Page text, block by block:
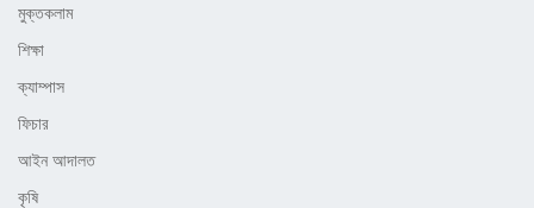
মুক্তকলাম
শিক্ষা
ক্যাম্পাস
ফিচার
আইন আদালত
কৃষি